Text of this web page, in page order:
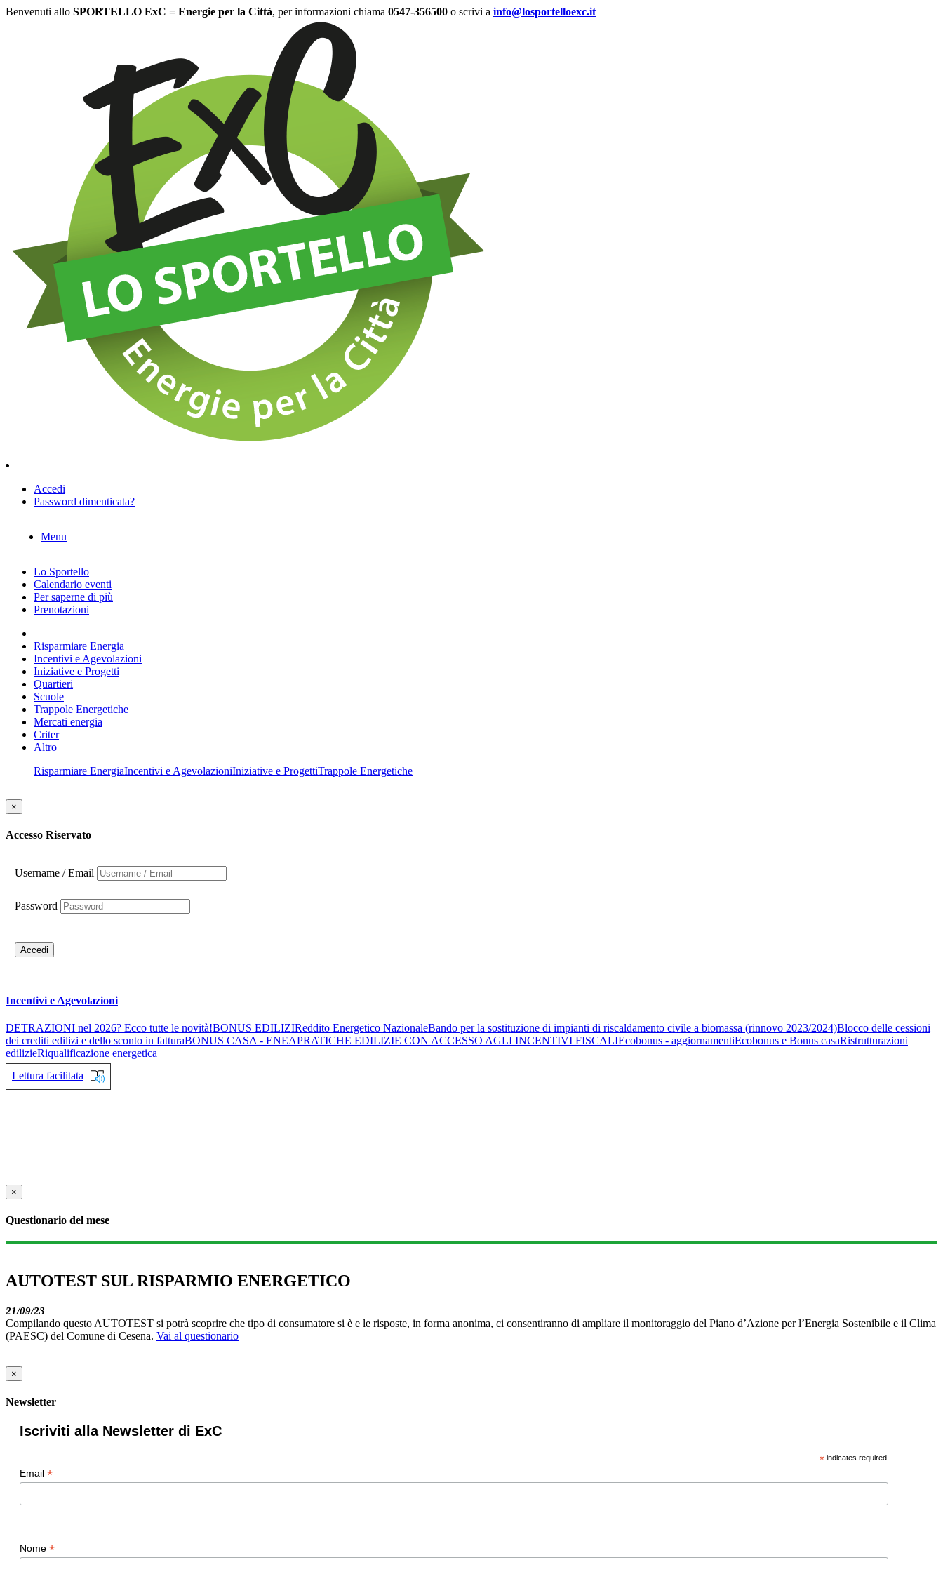
Benvenuti allo SPORTELLO ExC = Energie per la Città, per informazioni chiama 0547-356500 o scrivi a info@losportelloexc.it
Accedi
Password dimenticata?
Menu
Lo Sportello
Calendario eventi
Per saperne di più
Prenotazioni
Risparmiare Energia
Incentivi e Agevolazioni
Iniziative e Progetti
Quartieri
Scuole
Trappole Energetiche
Mercati energia
Criter
Altro
Risparmiare EnergiaIncentivi e AgevolazioniIniziative e ProgettiTrappole Energetiche
×
Accesso Riservato
Username / Email
Password
Accedi
Incentivi e Agevolazioni
DETRAZIONI nel 2026? Ecco tutte le novità!BONUS EDILIZIReddito Energetico NazionaleBando per la sostituzione di impianti di riscaldamento civile a biomassa (rinnovo 2023/2024)Blocco delle cessioni
dei crediti edilizi e dello sconto in fatturaBONUS CASA - ENEAPRATICHE EDILIZIE CON ACCESSO AGLI INCENTIVI FISCALIEcobonus - aggiornamentiEcobonus e Bonus casaRistrutturazioni
edilizieRiqualificazione energetica
Lettura facilitata
×
Questionario del mese
AUTOTEST SUL RISPARMIO ENERGETICO
21/09/23
Compilando questo AUTOTEST si potrà scoprire che tipo di consumatore si è e le risposte, in forma anonima, ci consentiranno di ampliare il monitoraggio del Piano d’Azione per l’Energia Sostenibile e il Clima
(PAESC) del Comune di Cesena. Vai al questionario
×
Newsletter
Iscriviti alla Newsletter di ExC
* indicates required
Email *
Nome *